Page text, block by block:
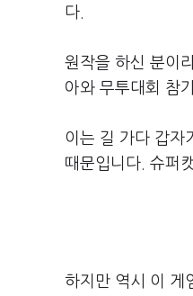
다.
원작을 하신 분이
아와 무투대회 참
이는 길 가다 갑자
때문입니다. 슈퍼
하지만 역시 이 게